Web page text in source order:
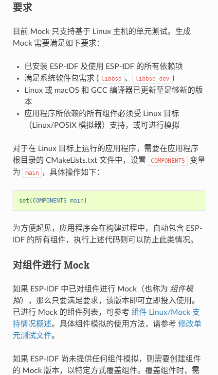
要求
目前 Mock 只支持基于 Linux 主机的单元测试。生成
Mock 需要满足如下要求：
已安装 ESP-IDF 及使用 ESP-IDF 的所有依赖项
满足系统软件包需求 ( libbsd 、 libbsd-dev )
Linux 或 macOS 和 GCC 编译器已更新至足够新的版
本
应用程序所依赖的所有组件必须受 Linux 目标
（Linux/POSIX 模拟器）支持，或可进行模拟
对于在 Linux 目标上运行的应用程序，需要在应用程序
根目录的 CMakeLists.txt 文件中，设置
COMPONENTS
变量
为
main ，具体操作如下：
set (COMPONENTS main)
为方便起见，应用程序会在构建过程中，自动包含 ESP-
IDF 的所有组件，执行上述代码则可以防止此类情况。
对组件进行 Mock
如果 ESP-IDF 中已对组件进行 Mock（也称为 组件模
拟），那么只要满足要求，该版本即可立即投入使用。
已进行 Mock 的组件列表，可参考 组件 Linux/Mock 支
持情况概述。具体组件模拟的使用方法，请参考 修改单
元测试文件。
如果 ESP-IDF 尚未提供任何组件模拟，则需要创建组件
的 Mock 版本，以特定方式覆盖组件。覆盖组件时，需